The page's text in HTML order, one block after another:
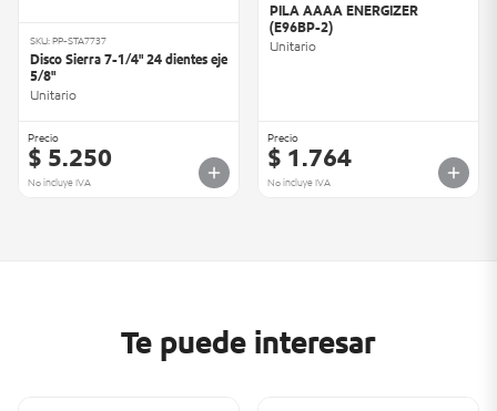
SKU: PP-STA7737
Disco Sierra 7-1/4" 24 dientes eje
5/8"
Unitario
Precio
$ 5.250
No incluye IVA
PILA AAAA ENERGIZER
(E96BP-2)
Unitario
Precio
$ 1.764
No incluye IVA
Te puede interesar